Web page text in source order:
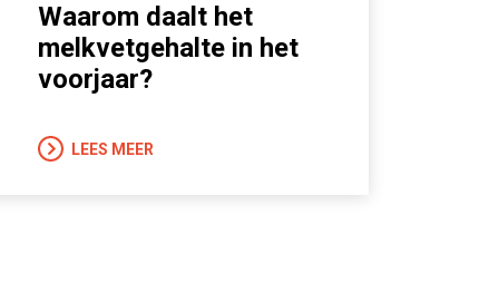
Waarom daalt het
melkvetgehalte in het
voorjaar?
LEES MEER